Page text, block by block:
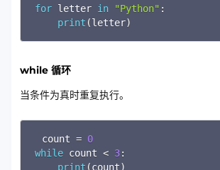
for letter in "Python" :
print (letter)
while 循环
当条件为真时重复执行。
count = 0
while count < 3:
print (count)